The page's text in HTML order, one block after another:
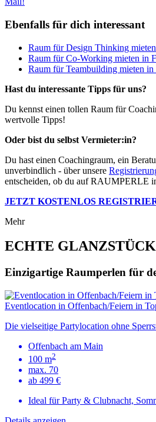
Ebenfalls für dich interessant
Raum für Design Thinking
Raum für Co-Working mieten in
Raum für Teambuilding mieten
Hast du interessante Tipps für uns?
Du kennst einen tollen Raum für
wertvolle Tipps!
Oder bist du selbst Vermieter:in?
Du hast einen Coachingraum, ein
unverbindlich - über unsere
entscheiden, ob du auf RAUMPERLE
JETZT KOSTENLOS
Mehr
ECHTE
Einzigartige Raumperlen für
Eventlocation in Offenbach/Feiern in
Die vielseitige Partylocation ohne
Offenbach am Main
100 m2
max. 70
ab 499 €
Ideal für Party & Clubnacht,